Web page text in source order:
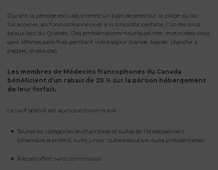
Durant la période estivale, prenez un bain de soleil sur la plage du lac
Sacacomie, au fond sablonneux et à la limpidité parfaite, l’un des plus
beaux lacs du Québec. Des embarcations nautiques non motorisées vous
sont offertes sans frais pendant votre séjour (canoë, kayak, planche à
pagaie, chaloupe).
Les membres de Médecins francophones du Canada
bénéficient d’un rabais de 20 % sur la portion hébergement
de leur forfait.
Le tarif spécial est appliqué comme suit :
Toutes les catégories de chambres et suites de l’établissement
(chambre standard, suite junior, suite exécutive, suite présidentielle)
Rabais offert sans commission